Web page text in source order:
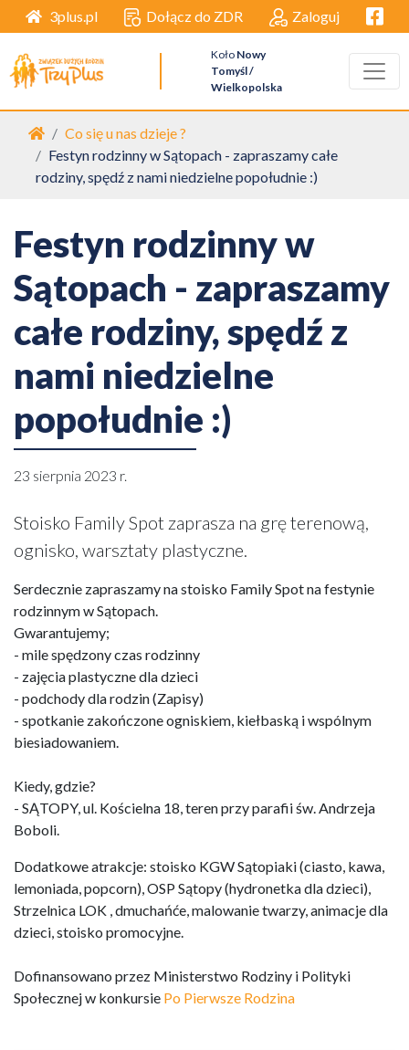
3plus.pl Dołącz do ZDR Zaloguj
Koło Nowy
Tomyśl /
Wielkopolska
Strona główna
Co się u nas dzieje ?
Festyn rodzinny w Sątopach - zapraszamy całe
rodziny, spędź z nami niedzielne popołudnie :)
Festyn rodzinny w
Sątopach - zapraszamy
całe rodziny, spędź z
nami niedzielne
popołudnie :)
23 sierpnia 2023 r.
Stoisko Family Spot zaprasza na grę terenową,
ognisko, warsztaty plastyczne.
Serdecznie zapraszamy na stoisko Family Spot na festynie
rodzinnym w Sątopach.
Gwarantujemy;
- mile spędzony czas rodzinny
- zajęcia plastyczne dla dzieci
- podchody dla rodzin (Zapisy)
- spotkanie zakończone ogniskiem, kiełbaską i wspólnym
biesiadowaniem.
Kiedy, gdzie?
- SĄTOPY, ul. Kościelna 18, teren przy parafii św. Andrzeja
Boboli.
Dodatkowe atrakcje: stoisko KGW Sątopiaki (ciasto, kawa,
lemoniada, popcorn), OSP Sątopy (hydronetka dla dzieci),
Strzelnica LOK , dmuchańće, malowanie twarzy, animacje dla
dzieci, stoisko promocyjne.
Dofinansowano przez Ministerstwo Rodziny i Polityki
Społecznej w konkursie Po Pierwsze Rodzina